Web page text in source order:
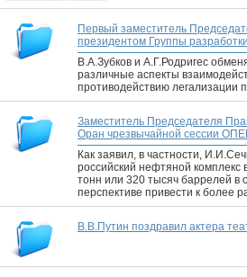
Первый заместитель
президентом Группы
В.А.Зубков и А.Г.Родригес
различные аспекты
противодействию легализации
Заместитель Председателя
Оран чрезвычайной сессии
Как заявил, в частности,
российский нефтяной
тонн или 320 тысяч баррелей в
перспективе привести к более
В.В.Путин поздравил актера